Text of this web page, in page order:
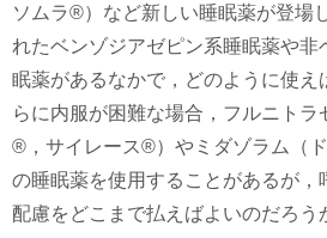
ソムラ®）など新しい睡眠薬が登場
れたベンゾジアゼピン系睡眠薬や非
眠薬があるなかで，どのように使え
らに内服が困難な場合，フルニト
®，サイレース®）やミダゾラム（
の睡眠薬を使用することがあるが，
配慮をどこまで払えばよいのだろう